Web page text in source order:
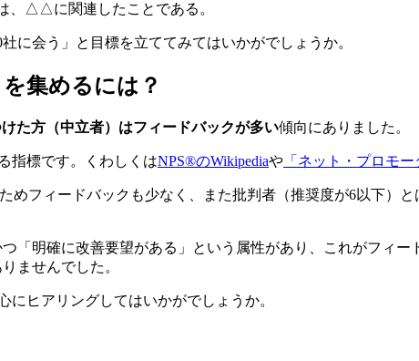
、△△に関連したことである。
に会う」と目標を立ててみてはいかがでしょうか。
集めるには？
た方（中立者）はフィードバックが多い傾向にありました。
指標です。くわしくはNPS®のWikipediaや 「ネット・プロモー
めフィードバックも少なく、また批判者（推奨度が6以下）
「明確に改善要望がある」という属性があり、これがフィ
ませんでした。
ヒアリングしてはいかがでしょうか。